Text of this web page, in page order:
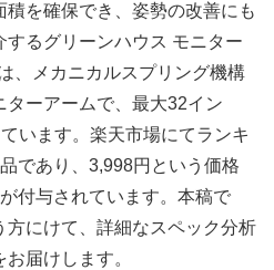
積を確保でき、姿勢の改善にも
るグリーンハウス モニター
、メカニカルスプリング機構
ターアームで、最大32イン
います。楽天市場にてランキ
であり、3,998円という価格
付与されています。本稿で
方にけて、詳細なスペック分析
届けします。